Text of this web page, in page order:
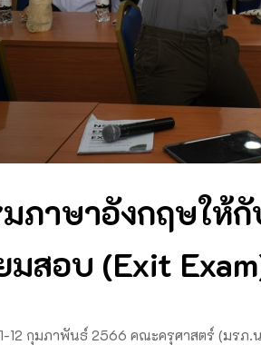
ภาษาอังกฤษให้
มสอบ (Exit
12 กุมภาพันธ์ 2566 คณะครุศาสตร์ (มรภ